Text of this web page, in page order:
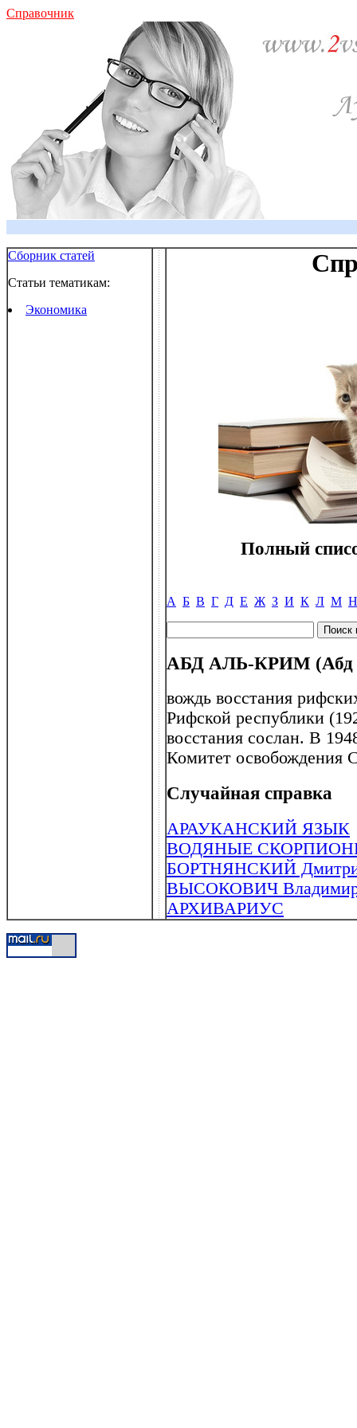
Справочник
Сборник статей
Статьи тематикам:
Экономика
Полный
А Б В Г Д Е Ж З И К Л М Н
АБД АЛЬ-КРИМ (Абд
вождь восстания
Рифской республики
восстания сослан. В
Комитет освобождения
Случайная справка
АРАУКАНСКИЙ ЯЗЫК
ВОДЯНЫЕ
БОРТНЯНСКИЙ
ВЫСОКОВИЧ Владимир
АРХИВАРИУС